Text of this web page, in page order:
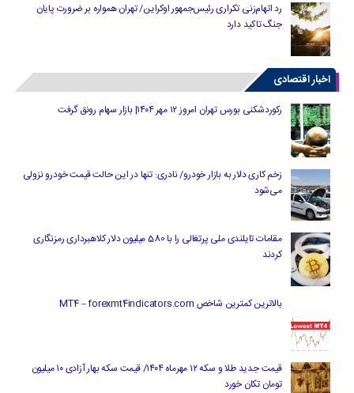
رد اتهام‌زنی تکراری رئیس‌جمهور اوکراین/ تهران همواره بر ضرورت پایان
جنگ تاکید دارد
اخبار اقتصادی
رکوردشکنی بورس تهران امروز ۱۲ مهر ۱۴۰۴| بازار سهام رونق گرفت
زخم کاری دلار به بازار خودرو/ نادری: تنها در این حالت قیمت خودرو نزولی
می‌شود
مقامات تایلندی ملی پرتغالی را با 580 میلیون دلار کلاهبرداری رمزنگاری
کردند
بالاترین کمترین شاخص MT4 – forexmt4indicators.com
قیمت جدید طلا و سکه ۱۲ مهرماه ۱۴۰۴/ قیمت سکه بهار آزادی ۱۰ میلیون
تومان تکان خورد